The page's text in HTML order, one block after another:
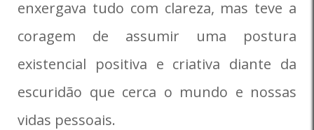
enxergava tudo com clareza, mas teve a
coragem de assumir uma postura
existencial positiva e criativa diante da
escuridão que cerca o mundo e nossas
vidas pessoais.